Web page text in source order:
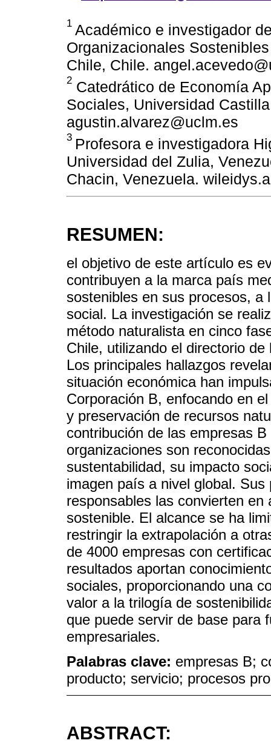
1 Académico e investigador
Organizacionales
Chile, Chile.
2 Catedrático de Economía
Sociales, Universidad
agustin.alvarez@uclm.es
3 Profesora e investigadora
Universidad del Zulia,
Chacin, Venezuela.
RESUMEN:
el objetivo de este artículo es
contribuyen a la marca país
sostenibles en sus procesos, a
social. La investigación se
método naturalista en cinco
Chile, utilizando el directorio
Los principales hallazgos
situación económica han
Corporación B, enfocando en
y preservación de recursos
contribución de las empresas
organizaciones son
sustentabilidad, su impacto
imagen país a nivel global.
responsables las convierten
sostenible. El alcance se ha
restringir la extrapolación a
de 4000 empresas con
resultados aportan
sociales, proporcionando una
valor a la trilogía de
que puede servir de base para
empresariales.
Palabras clave: empresas B;
producto; servicio; procesos
ABSTRACT: